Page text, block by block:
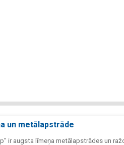
un metālapstrāde
ir augsta līmeņa metālapstrādes un